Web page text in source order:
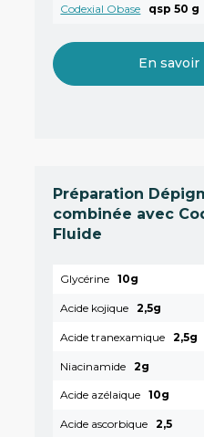
Codexial Obase qsp 50 g
En savoir
Préparation
combinée avec
Fluide
Glycérine 10g
Acide kojique 2,5g
Acide tranexamique 2,5g
Niacinamide 2g
Acide azélaique 10g
Acide ascorbique 2,5